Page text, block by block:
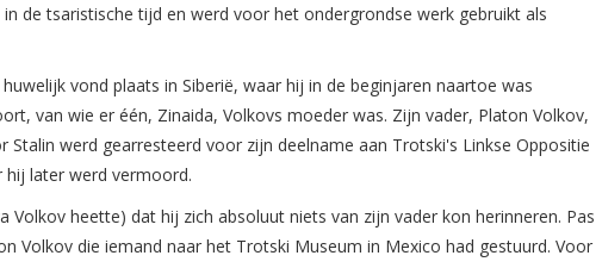
de tsaristische tijd en werd voor het ondergrondse werk gebruikt als
vond plaats in Siberië, waar hij in de beginjaren naartoe was
van wie er één, Zinaida, Volkovs moeder was. Zijn vader, Platon Volkov,
werd gearresteerd voor zijn deelname aan Trotski's Linkse Oppositie
hij later werd vermoord.
Volkov heette) dat hij zich absoluut niets van zijn vader kon herinneren. Pas
Volkov die iemand naar het Trotski Museum in Mexico had gestuurd. Voor